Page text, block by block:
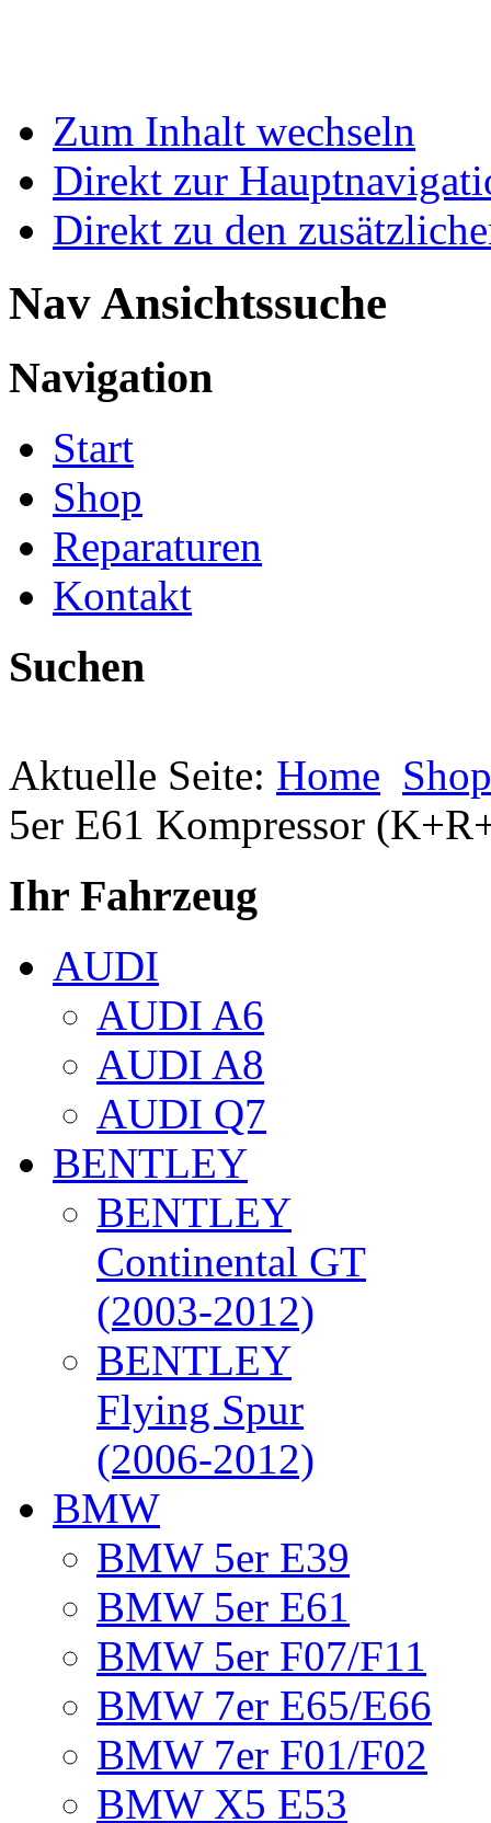
Zum Inhalt wechseln
Direkt zur
Direkt zu den
Nav Ansichtssuche
Navigation
Start
Shop
Reparaturen
Kontakt
Suchen
Aktuelle Seite: Home Shop
5er E61 Kompressor
Ihr Fahrzeug
AUDI
AUDI A6
AUDI A8
AUDI Q7
BENTLEY
BENTLEY
Continental GT
(2003-2012)
BENTLEY
Flying Spur
(2006-2012)
BMW
BMW 5er E39
BMW 5er E61
BMW 5er F07/F11
BMW 7er E65/E66
BMW 7er F01/F02
BMW X5 E53